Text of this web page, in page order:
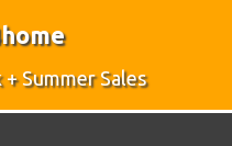
Summer Sales